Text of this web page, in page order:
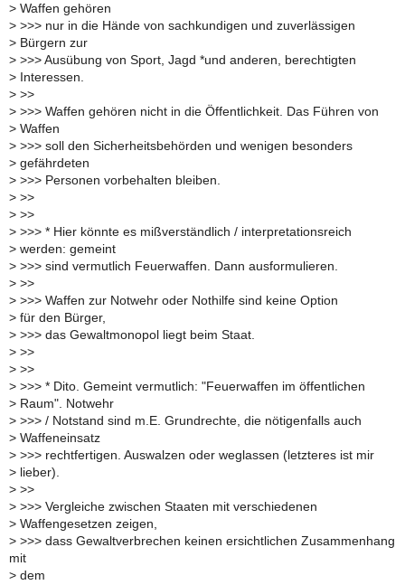
> Waffen gehören
> >>> nur in die Hände von sachkundigen und zuverlässigen
> Bürgern zur
> >>> Ausübung von Sport, Jagd *und anderen, berechtigten
> Interessen.
> >>
> >>> Waffen gehören nicht in die Öffentlichkeit. Das Führen von
> Waffen
> >>> soll den Sicherheitsbehörden und wenigen besonders
> gefährdeten
> >>> Personen vorbehalten bleiben.
> >>
> >>
> >>> * Hier könnte es mißverständlich / interpretationsreich
> werden: gemeint
> >>> sind vermutlich Feuerwaffen. Dann ausformulieren.
> >>
> >>> Waffen zur Notwehr oder Nothilfe sind keine Option
> für den Bürger,
> >>> das Gewaltmonopol liegt beim Staat.
> >>
> >>
> >>> * Dito. Gemeint vermutlich: "Feuerwaffen im öffentlichen
> Raum". Notwehr
> >>> / Notstand sind m.E. Grundrechte, die nötigenfalls auch
> Waffeneinsatz
> >>> rechtfertigen. Auswalzen oder weglassen (letzteres ist mir
> lieber).
> >>
> >>> Vergleiche zwischen Staaten mit verschiedenen
> Waffengesetzen zeigen,
> >>> dass Gewaltverbrechen keinen ersichtlichen Zusammenhang
mit
> dem